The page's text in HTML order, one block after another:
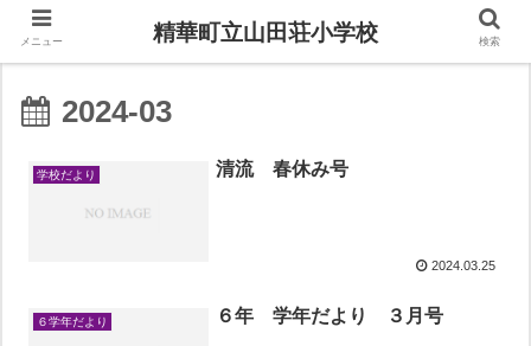
2024-03
学校だより 清流 春休み号
2024.03.25
６学年だより ６年 学年だより ３月号
メニュー 精華町立山田荘小学校 検索